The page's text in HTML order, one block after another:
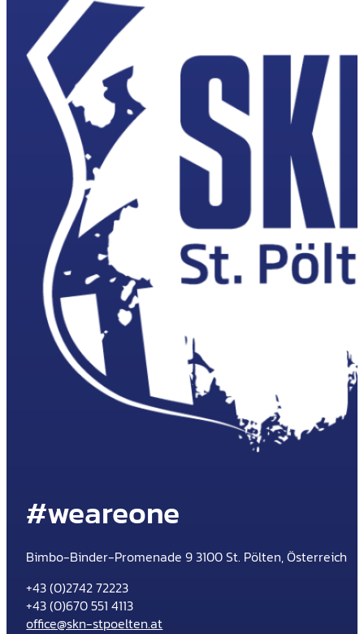
#weareone
Bimbo-Binder-Promenade 9 3100 St. Pölten, Österreich
+43 (0)2742 72223
+43 (0)670 551 4113
office@skn-stpoelten.at